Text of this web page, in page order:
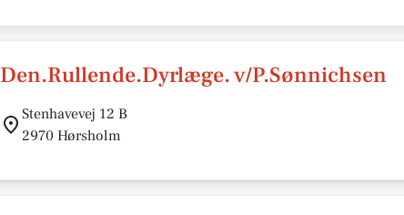
Den.Rullende.Dyrlæge. v/P.Sønnichsen
Stenhavevej 12 B
2970 Hørsholm